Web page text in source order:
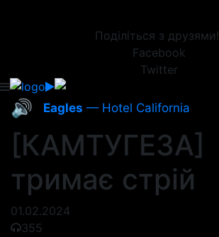
Поділіться з друзями!
Facebook
Twitter
🔊 Eagles — Hotel California
[КАМТУГЕЗА]
тримає стрій
01.02.2024
355